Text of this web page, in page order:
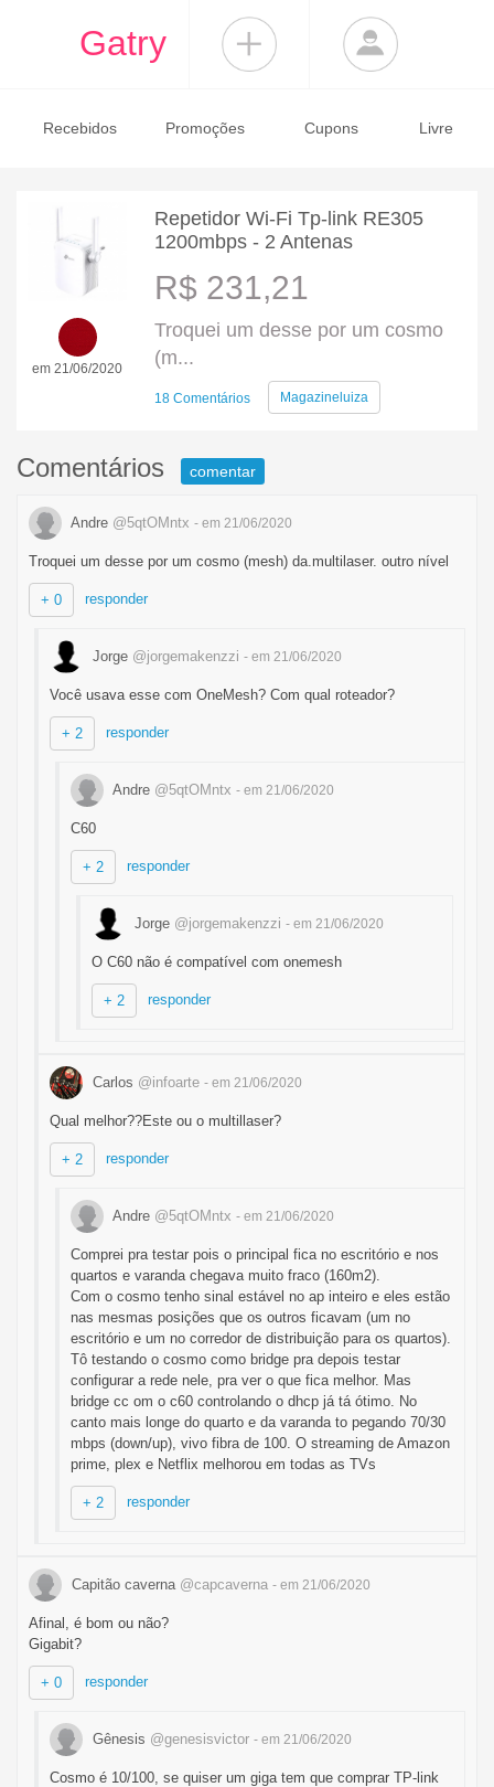
Gatry
Recebidos Promoções Cupons Livre
em 21/06/2020
Repetidor Wi-Fi Tp-link RE305
1200mbps - 2 Antenas
R$ 231,21
Troquei um desse por um cosmo
(m...
18 Comentários Magazineluiza
Comentários comentar
Andre @5qtOMntx - em 21/06/2020
Troquei um desse por um cosmo (mesh) da.multilaser. outro nível
+ 0 responder
Jorge @jorgemakenzzi - em 21/06/2020
Você usava esse com OneMesh? Com qual roteador?
+ 2 responder
Andre @5qtOMntx - em 21/06/2020
C60
+ 2 responder
Jorge @jorgemakenzzi - em 21/06/2020
O C60 não é compatível com onemesh
+ 2 responder
Carlos @infoarte - em 21/06/2020
Qual melhor??Este ou o multillaser?
+ 2 responder
Andre @5qtOMntx - em 21/06/2020
Comprei pra testar pois o principal fica no escritório e nos
quartos e varanda chegava muito fraco (160m2).
Com o cosmo tenho sinal estável no ap inteiro e eles estão
nas mesmas posições que os outros ficavam (um no
escritório e um no corredor de distribuição para os quartos).
Tô testando o cosmo como bridge pra depois testar
configurar a rede nele, pra ver o que fica melhor. Mas
bridge cc om o c60 controlando o dhcp já tá ótimo. No
canto mais longe do quarto e da varanda to pegando 70/30
mbps (down/up), vivo fibra de 100. O streaming de Amazon
prime, plex e Netflix melhorou em todas as TVs
+ 2 responder
Capitão caverna @capcaverna - em 21/06/2020
Afinal, é bom ou não?
Gigabit?
+ 0 responder
Gênesis @genesisvictor - em 21/06/2020
Cosmo é 10/100, se quiser um giga tem que comprar TP-link